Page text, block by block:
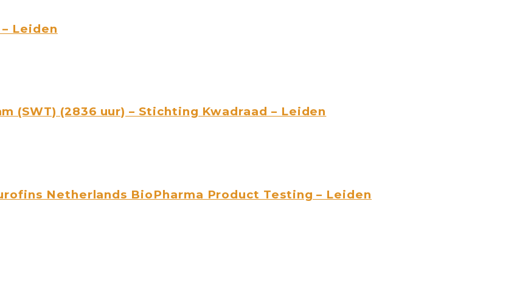
Leiden
(SWT) (2836 uur) – Stichting Kwadraad – Leiden
Netherlands BioPharma Product Testing – Leiden